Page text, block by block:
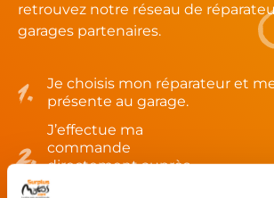
retrouvez notre réseau de
garages partenaires.
Je choisis mon réparateur et
présente au garage.
J’effectue ma
commande
directement auprès
du réparateur.